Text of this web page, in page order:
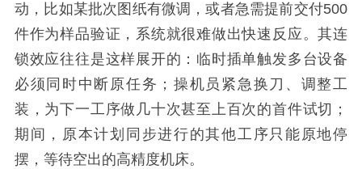
动，比如某批次图纸有微调，或者急需提前交付500
件作为样品验证，系统就很难做出快速反应。其连
锁效应往往是这样展开的：临时插单触发多台设备
必须同时中断原任务；操机员紧急换刀、调整工
装，为下一工序做几十次甚至上百次的首件试切；
期间，原本计划同步进行的其他工序只能原地停
摆，等待空出的高精度机床。